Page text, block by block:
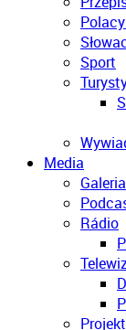
Sport
Media
Galeria
Rádio